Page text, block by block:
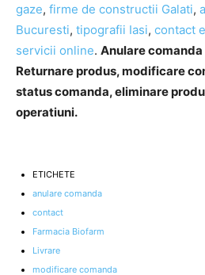
gaze, firme de constructii Galati,
Bucuresti, tipografii Iasi, contact
servicii online. Anulare
Returnare produs, modificare
status comanda, eliminare
operatiuni.
ETICHETE
anulare comanda
contact
Farmacia Biofarm
Livrare
modificare comanda